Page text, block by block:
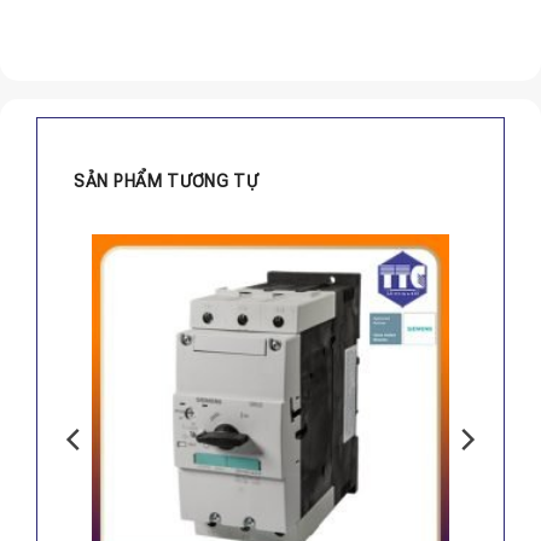
SẢN PHẨM TƯƠNG TỰ